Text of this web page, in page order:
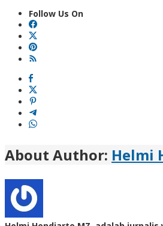
Follow Us On
About Author: Helmi